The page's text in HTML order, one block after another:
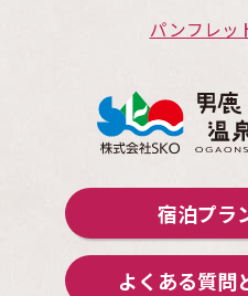
パンフレッ
宿泊プラ
よくある質問